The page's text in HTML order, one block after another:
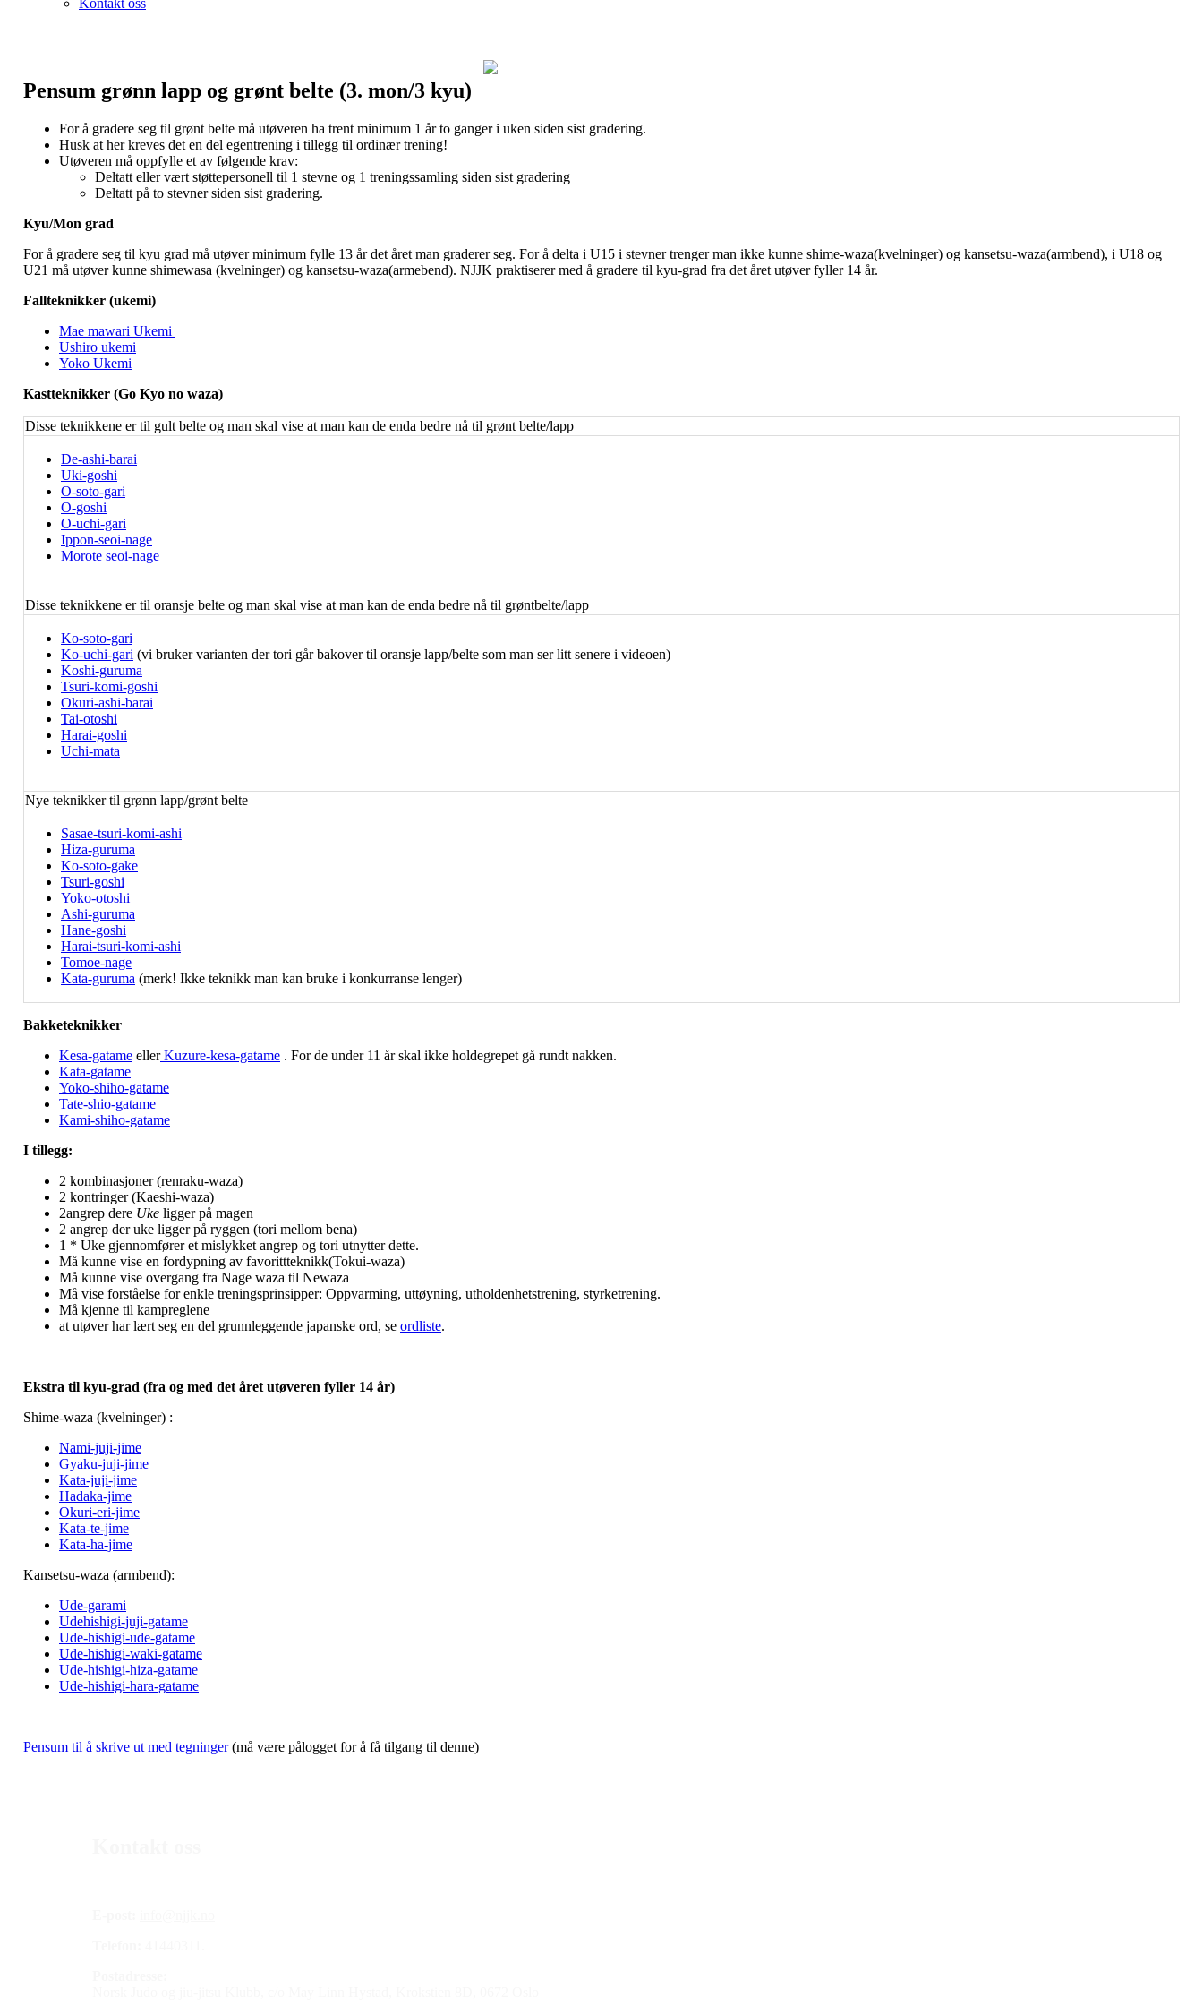
Kontakt oss
Pensum grønn lapp og grønt belte (3. mon/3 kyu)
For å gradere seg til grønt belte må utøveren ha trent minimum 1 år to ganger i uken siden sist gradering.
Husk at her kreves det en del egentrening i tillegg til ordinær trening!
Utøveren må oppfylle et av følgende krav:
Deltatt eller vært støttepersonell til 1 stevne og 1 treningssamling siden sist gradering
Deltatt på to stevner siden sist gradering.
Kyu/Mon grad
For å gradere seg til kyu grad må utøver minimum fylle 13 år det året man graderer seg. For å delta i U15 i stevner trenger man ikke kunne shime-waza(kvelninger) og kansetsu-waza(armbend), i U18 og
U21 må utøver kunne shimewasa (kvelninger) og kansetsu-waza(armebend). NJJK praktiserer med å gradere til kyu-grad fra det året utøver fyller 14 år.
Fallteknikker (ukemi)
Mae mawari Ukemi
Ushiro ukemi
Yoko Ukemi
Kastteknikker (Go Kyo no waza)
Disse teknikkene er til gult belte og man skal vise at man kan de enda bedre nå til grønt belte/lapp
De-ashi-barai
Uki-goshi
O-soto-gari
O-goshi
O-uchi-gari
Ippon-seoi-nage
Morote seoi-nage
Disse teknikkene er til oransje belte og man skal vise at man kan de enda bedre nå til grøntbelte/lapp
Ko-soto-gari
Ko-uchi-gari (vi bruker varianten der tori går bakover til oransje lapp/belte som man ser litt senere i videoen)
Koshi-guruma
Tsuri-komi-goshi
Okuri-ashi-barai
Tai-otoshi
Harai-goshi
Uchi-mata
Nye teknikker til grønn lapp/grønt belte
Sasae-tsuri-komi-ashi
Hiza-guruma
Ko-soto-gake
Tsuri-goshi
Yoko-otoshi
Ashi-guruma
Hane-goshi
Harai-tsuri-komi-ashi
Tomoe-nage
Kata-guruma (merk! Ikke teknikk man kan bruke i konkurranse lenger)
Bakketeknikker
Kesa-gatame ellerKuzure-kesa-gatame . For de under 11 år skal ikke holdegrepet gå rundt nakken.
Kata-gatame
Yoko-shiho-gatame
Tate-shio-gatame
Kami-shiho-gatame
I tillegg:
2 kombinasjoner (renraku-waza)
2 kontringer (Kaeshi-waza)
2angrep dere Uke ligger på magen
2 angrep der uke ligger på ryggen (tori mellom bena)
1 * Uke gjennomfører et mislykket angrep og tori utnytter dette.
Må kunne vise en fordypning av favorittteknikk(Tokui-waza)
Må kunne vise overgang fra Nage waza til Newaza
Må vise forståelse for enkle treningsprinsipper: Oppvarming, uttøyning, utholdenhetstrening, styrketrening.
Må kjenne til kampreglene
at utøver har lært seg en del grunnleggende japanske ord, se ordliste.
Ekstra til kyu-grad (fra og med det året utøveren fyller 14 år)
Shime-waza (kvelninger) :
Nami-juji-jime
Gyaku-juji-jime
Kata-juji-jime
Hadaka-jime
Okuri-eri-jime
Kata-te-jime
Kata-ha-jime
Kansetsu-waza (armbend):
Ude-garami
Udehishigi-juji-gatame
Ude-hishigi-ude-gatame
Ude-hishigi-waki-gatame
Ude-hishigi-hiza-gatame
Ude-hishigi-hara-gatame
Pensum til å skrive ut med tegninger(må være pålogget for å få tilgang til denne)